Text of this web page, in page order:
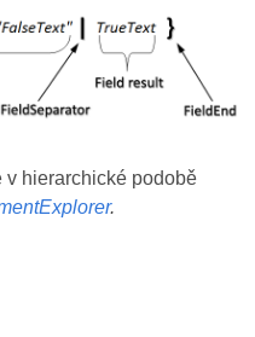
v hierarchické podobě
.